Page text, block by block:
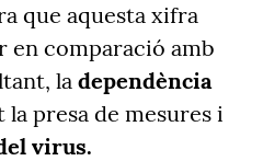
que aquesta xifra
en comparació amb
la dependència
la presa de mesures i
virus.